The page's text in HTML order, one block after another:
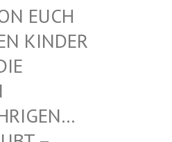
ERWÄHN
VON MI
SIND E